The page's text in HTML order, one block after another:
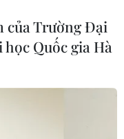
của Trường Đại
Quốc gia Hà